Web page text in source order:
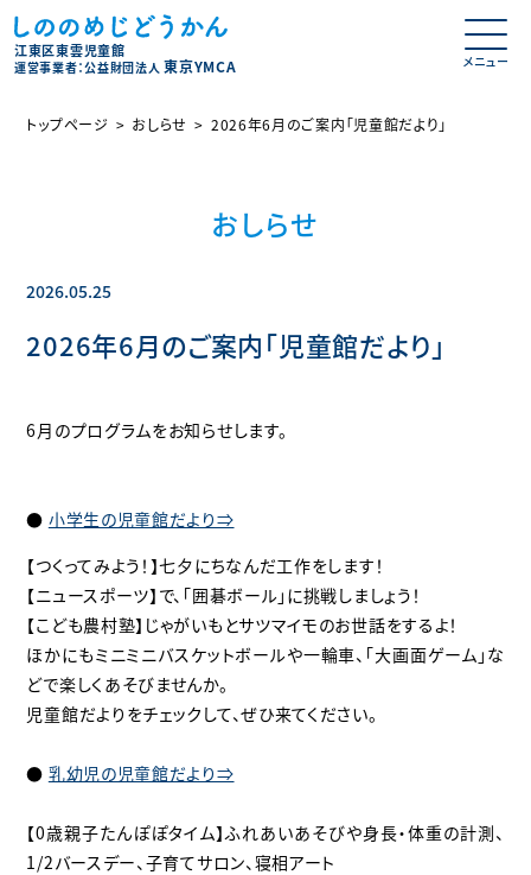
江東区東雲児童館
運営事業者：公益財団法人東京YMCA
トップページ おしらせ 2026年6月のご案内「児童館だより」
おしらせ
2026.05.25
2026年6月のご案内「児童館だより」
6月のプログラムをお知らせします。
● 小学生の児童館だより⇒
【つくってみよう！】七夕にちなんだ工作をします！
【ニュースポーツ】で、「囲碁ボール」に挑戦しましょう！
【こども農村塾】じゃがいもとサツマイモのお世話をするよ！
ほかにもミニミニバスケットボールや一輪車、「大画面ゲーム」な
どで楽しくあそびませんか。
児童館だよりをチェックして、ぜひ来てください。
● 乳幼児の児童館だより⇒
【0歳親子たんぽぽタイム】ふれあいあそびや身長・体重の計測、
1/2バースデー、子育てサロン、寝相アート